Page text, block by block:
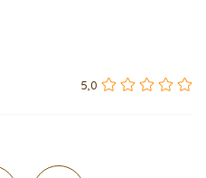
5,0